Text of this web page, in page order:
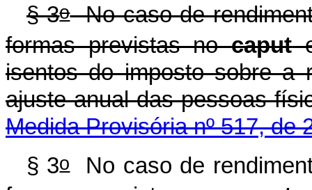
§ 3oNo caso de
formas previstas nocaput
isentos do imposto sobre a
ajuste anual das
Medida Provisória nº 517, de
§ 3oNo caso de